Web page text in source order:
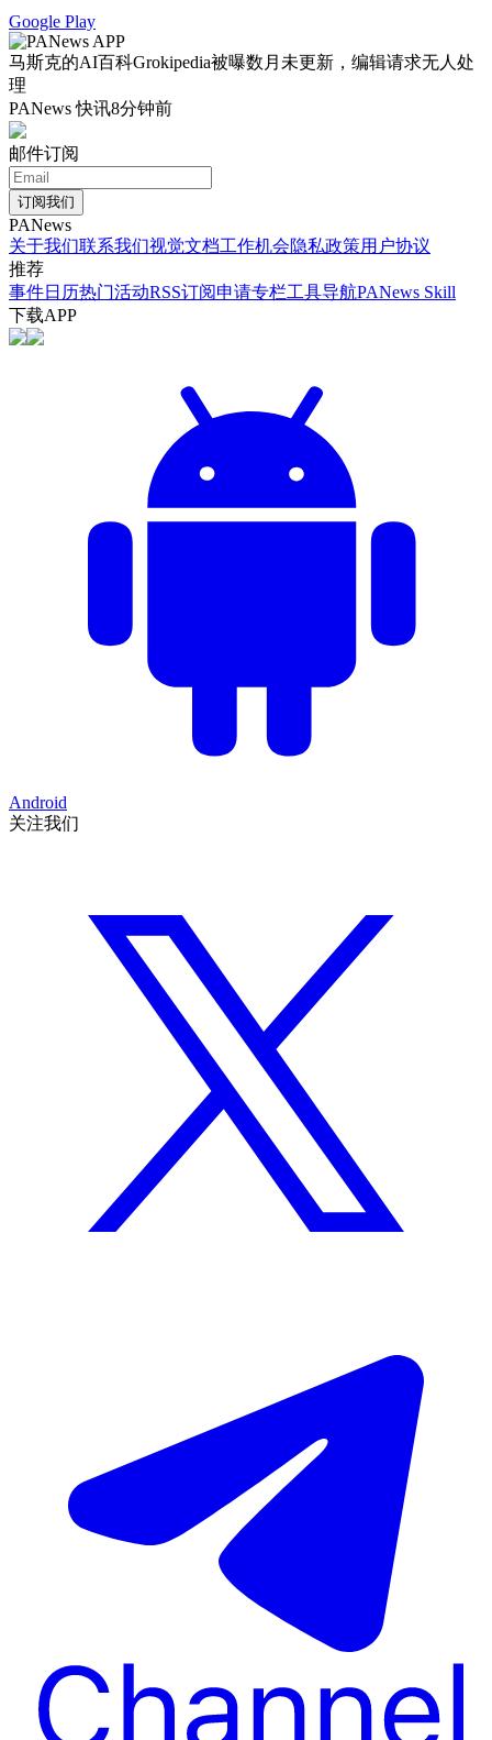
Google Play
马斯克的AI百科Grokipedia被曝数月未更新，编辑请求无人处
理
PANews 快讯8分钟前
邮件订阅
订阅我们
PANews
关于我们联系我们视觉文档工作机会隐私政策用户协议
推荐
事件日历热门活动RSS订阅申请专栏工具导航PANews Skill
下载APP
Android
关注我们